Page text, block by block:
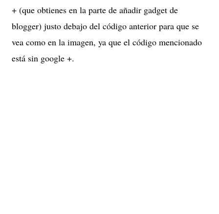
+ (que obtienes en la parte de añadir gadget de
blogger) justo debajo del código anterior para que se
vea como en la imagen, ya que el código mencionado
está sin google +.